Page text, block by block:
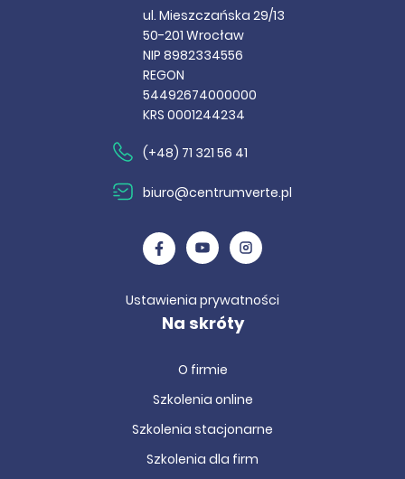
ul. Mieszczańska 29/13
50-201 Wrocław
NIP 8982334556
REGON
54492674000000
KRS 0001244234
(+48) 71 321 56 41
biuro@centrumverte.pl
Ustawienia prywatności
Na skróty
O firmie
Szkolenia online
Szkolenia stacjonarne
Szkolenia dla firm